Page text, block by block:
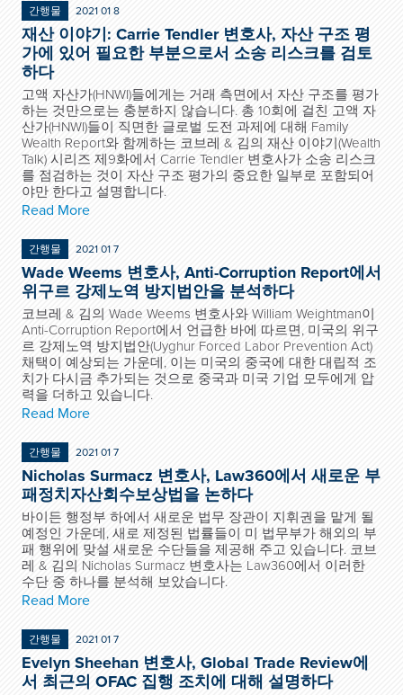
간행물 2021 01 8
재산 이야기: Carrie Tendler 변호사, 자산 구조 평
가에 있어 필요한 부분으로서 소송 리스크를 검토
하다
고액 자산가(HNWI)들에게는 거래 측면에서 자산 구조를 평가
하는 것만으로는 충분하지 않습니다. 총 10회에 걸친 고액 자
산가(HNWI)들이 직면한 글로벌 도전 과제에 대해 Family
Wealth Report와 함께하는 코브레 & 김의 재산 이야기(Wealth
Talk) 시리즈 제9화에서 Carrie Tendler 변호사가 소송 리스크
를 점검하는 것이 자산 구조 평가의 중요한 일부로 포함되어
야만 한다고 설명합니다.
Read More
간행물 2021 01 7
Wade Weems 변호사, Anti-Corruption Report에서
위구르 강제노역 방지법안을 분석하다
코브레 & 김의 Wade Weems 변호사와 William Weightman이
Anti-Corruption Report에서 언급한 바에 따르면, 미국의 위구
르 강제노역 방지법안(Uyghur Forced Labor Prevention Act)
채택이 예상되는 가운데, 이는 미국의 중국에 대한 대립적 조
치가 다시금 추가되는 것으로 중국과 미국 기업 모두에게 압
력을 더하고 있습니다.
Read More
간행물 2021 01 7
Nicholas Surmacz 변호사, Law360에서 새로운 부
패정치자산회수보상법을 논하다
바이든 행정부 하에서 새로운 법무 장관이 지휘권을 맡게 될
예정인 가운데, 새로 제정된 법률들이 미 법무부가 해외의 부
패 행위에 맞설 새로운 수단들을 제공해 주고 있습니다. 코브
레 & 김의 Nicholas Surmacz 변호사는 Law360에서 이러한
수단 중 하나를 분석해 보았습니다.
Read More
간행물 2021 01 7
Evelyn Sheehan 변호사, Global Trade Review에
서 최근의 OFAC 집행 조치에 대해 설명하다